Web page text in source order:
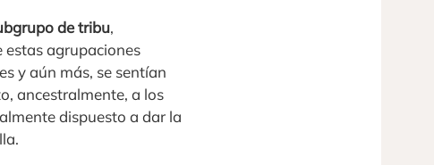
de tribu,
estas agrupaciones
y aún más, se sentían
ancestralmente, a los
dispuesto a dar la